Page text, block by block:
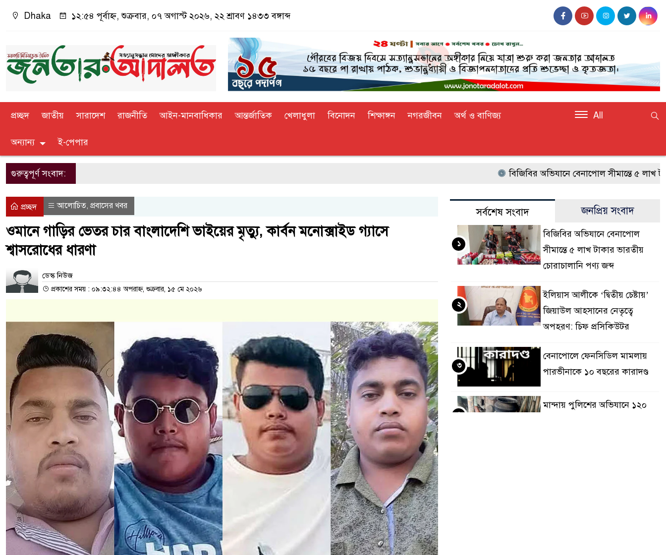
Dhaka ১২:৫৪ পূর্বাহ্ন, শুক্রবার, ০৭ অগাস্ট ২০২৬, ২২ শ্রাবণ ১৪৩৩ বঙ্গাব্দ
প্রচ্ছদ জাতীয় সারাদেশ রাজনীতি আইন-মানবাধিকার আন্তর্জাতিক খেলাধুলা বিনোদন শিক্ষাঙ্গন নগরজীবন অর্থ ও বাণিজ্য
অন্যান্য ই-পেপার
All
গুরুত্বপূর্ণ সংবাদ: বিজিবির অভিযানে বেনাপোল সীমান্তে ৫ লাখ টাকার
প্রচ্ছদ আলোচিত, প্রবাসের খবর
ওমানে গাড়ির ভেতর চার বাংলাদেশি ভাইয়ের মৃত্যু, কার্বন মনোক্সাইড গ্যাসে
শ্বাসরোধের ধারণা
ডেস্ক নিউজ
প্রকাশের সময় : ০৯:৩২:৪৪ অপরাহ্ন, শুক্রবার, ১৫ মে ২০২৬
সর্বশেষ সংবাদ জনপ্রিয় সংবাদ
বিজিবির অভিযানে বেনাপোল
সীমান্তে ৫ লাখ টাকার ভারতীয়
চোরাচালানি পণ্য জব্দ
১
ইলিয়াস আলীকে ‘দ্বিতীয় চেষ্টায়’
জিয়াউল আহসানের নেতৃত্বে
অপহরণ: চিফ প্রসিকিউটর
২
বেনাপোলে ফেনসিডিল মামলায়
পারভীনাকে ১০ বছরের কারাদণ্ড
৩
মান্দায় পুলিশের অভিযানে ১২০
৪